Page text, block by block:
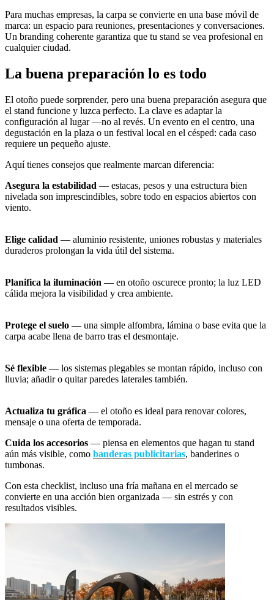
Para muchas empresas, la carpa se convierte en una base móvil de
marca: un espacio para reuniones, presentaciones y conversaciones.
Un branding coherente garantiza que tu stand se vea profesional en
cualquier ciudad.
La buena preparación lo es todo
El otoño puede sorprender, pero una buena preparación asegura que
el stand funcione y luzca perfecto. La clave es adaptar la
configuración al lugar —no al revés. Un evento en el centro, una
degustación en la plaza o un festival local en el césped: cada caso
requiere un pequeño ajuste.
Aquí tienes consejos que realmente marcan diferencia:
Asegura la estabilidad — estacas, pesos y una estructura bien
nivelada son imprescindibles, sobre todo en espacios abiertos con
viento.
Elige calidad — aluminio resistente, uniones robustas y materiales
duraderos prolongan la vida útil del sistema.
Planifica la iluminación — en otoño oscurece pronto; la luz LED
cálida mejora la visibilidad y crea ambiente.
Protege el suelo — una simple alfombra, lámina o base evita que la
carpa acabe llena de barro tras el desmontaje.
Sé flexible — los sistemas plegables se montan rápido, incluso con
lluvia; añadir o quitar paredes laterales también.
Actualiza tu gráfica — el otoño es ideal para renovar colores,
mensaje o una oferta de temporada.
Cuida los accesorios — piensa en elementos que hagan tu stand
aún más visible, como banderas publicitarias, banderines o
tumbonas.
Con esta checklist, incluso una fría mañana en el mercado se
convierte en una acción bien organizada — sin estrés y con
resultados visibles.